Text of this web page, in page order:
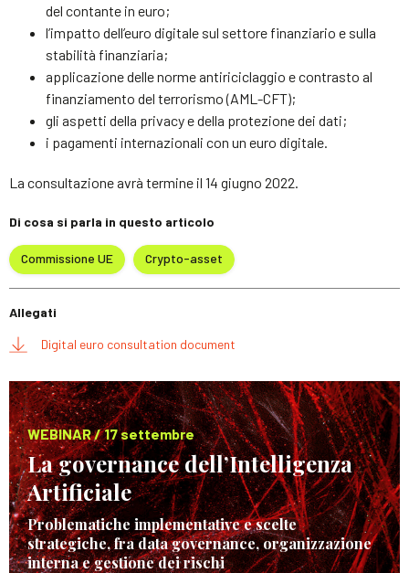
del contante in euro;
l’impatto dell’euro digitale sul settore finanziario e sulla
stabilità finanziaria;
applicazione delle norme antiriciclaggio e contrasto al
finanziamento del terrorismo (AML-CFT);
gli aspetti della privacy e della protezione dei dati;
i pagamenti internazionali con un euro digitale.
La consultazione avrà termine il 14 giugno 2022.
Di cosa si parla in questo articolo
Commissione UE Crypto-asset
Allegati
Digital euro consultation document
WEBINAR / 17 settembre
La governance dell’Intelligenza
Artificiale
Problematiche implementative e scelte
strategiche, fra data governance, organizzazione
interna e gestione dei rischi